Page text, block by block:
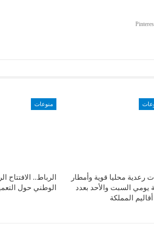
رعدية محليا قوية وأمطار
يومي السبت والأحد بعدد
المملكة
منوعات
الرباط.. الافتتاح
الوطني حول